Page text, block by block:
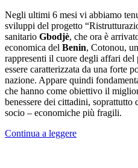
Negli ultimi 6 mesi vi abbiamo
sviluppi del progetto
sanitario Gbodjè, che ora è
economica del Benin, Cotonou,
rappresenti il cuore degli affari del
essere caratterizzata da una forte
nazione. Appare quindi
che hanno come obiettivo il
benessere dei cittadini,
socio – economiche più fragili.
Continua a leggere